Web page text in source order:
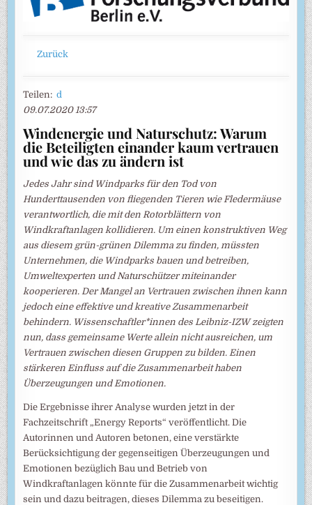
Zurück
Teilen:d
09.07.2020 13:57
Windenergie und Naturschutz: Warum
die Beteiligten einander kaum vertrauen
und wie das zu ändern ist
Jedes Jahr sind Windparks für den Tod von
Hunderttausenden von fliegenden Tieren wie Fledermäuse
verantwortlich, die mit den Rotorblättern von
Windkraftanlagen kollidieren. Um einen konstruktiven Weg
aus diesem grün-grünen Dilemma zu finden, müssten
Unternehmen, die Windparks bauen und betreiben,
Umweltexperten und Naturschützer miteinander
kooperieren. Der Mangel an Vertrauen zwischen ihnen kann
jedoch eine effektive und kreative Zusammenarbeit
behindern. Wissenschaftler*innen des Leibniz-IZW zeigten
nun, dass gemeinsame Werte allein nicht ausreichen, um
Vertrauen zwischen diesen Gruppen zu bilden. Einen
stärkeren Einfluss auf die Zusammenarbeit haben
Überzeugungen und Emotionen.
Die Ergebnisse ihrer Analyse wurden jetzt in der
Fachzeitschrift „Energy Reports“ veröffentlicht. Die
Autorinnen und Autoren betonen, eine verstärkte
Berücksichtigung der gegenseitigen Überzeugungen und
Emotionen bezüglich Bau und Betrieb von
Windkraftanlagen könnte für die Zusammenarbeit wichtig
sein und dazu beitragen, dieses Dilemma zu beseitigen.